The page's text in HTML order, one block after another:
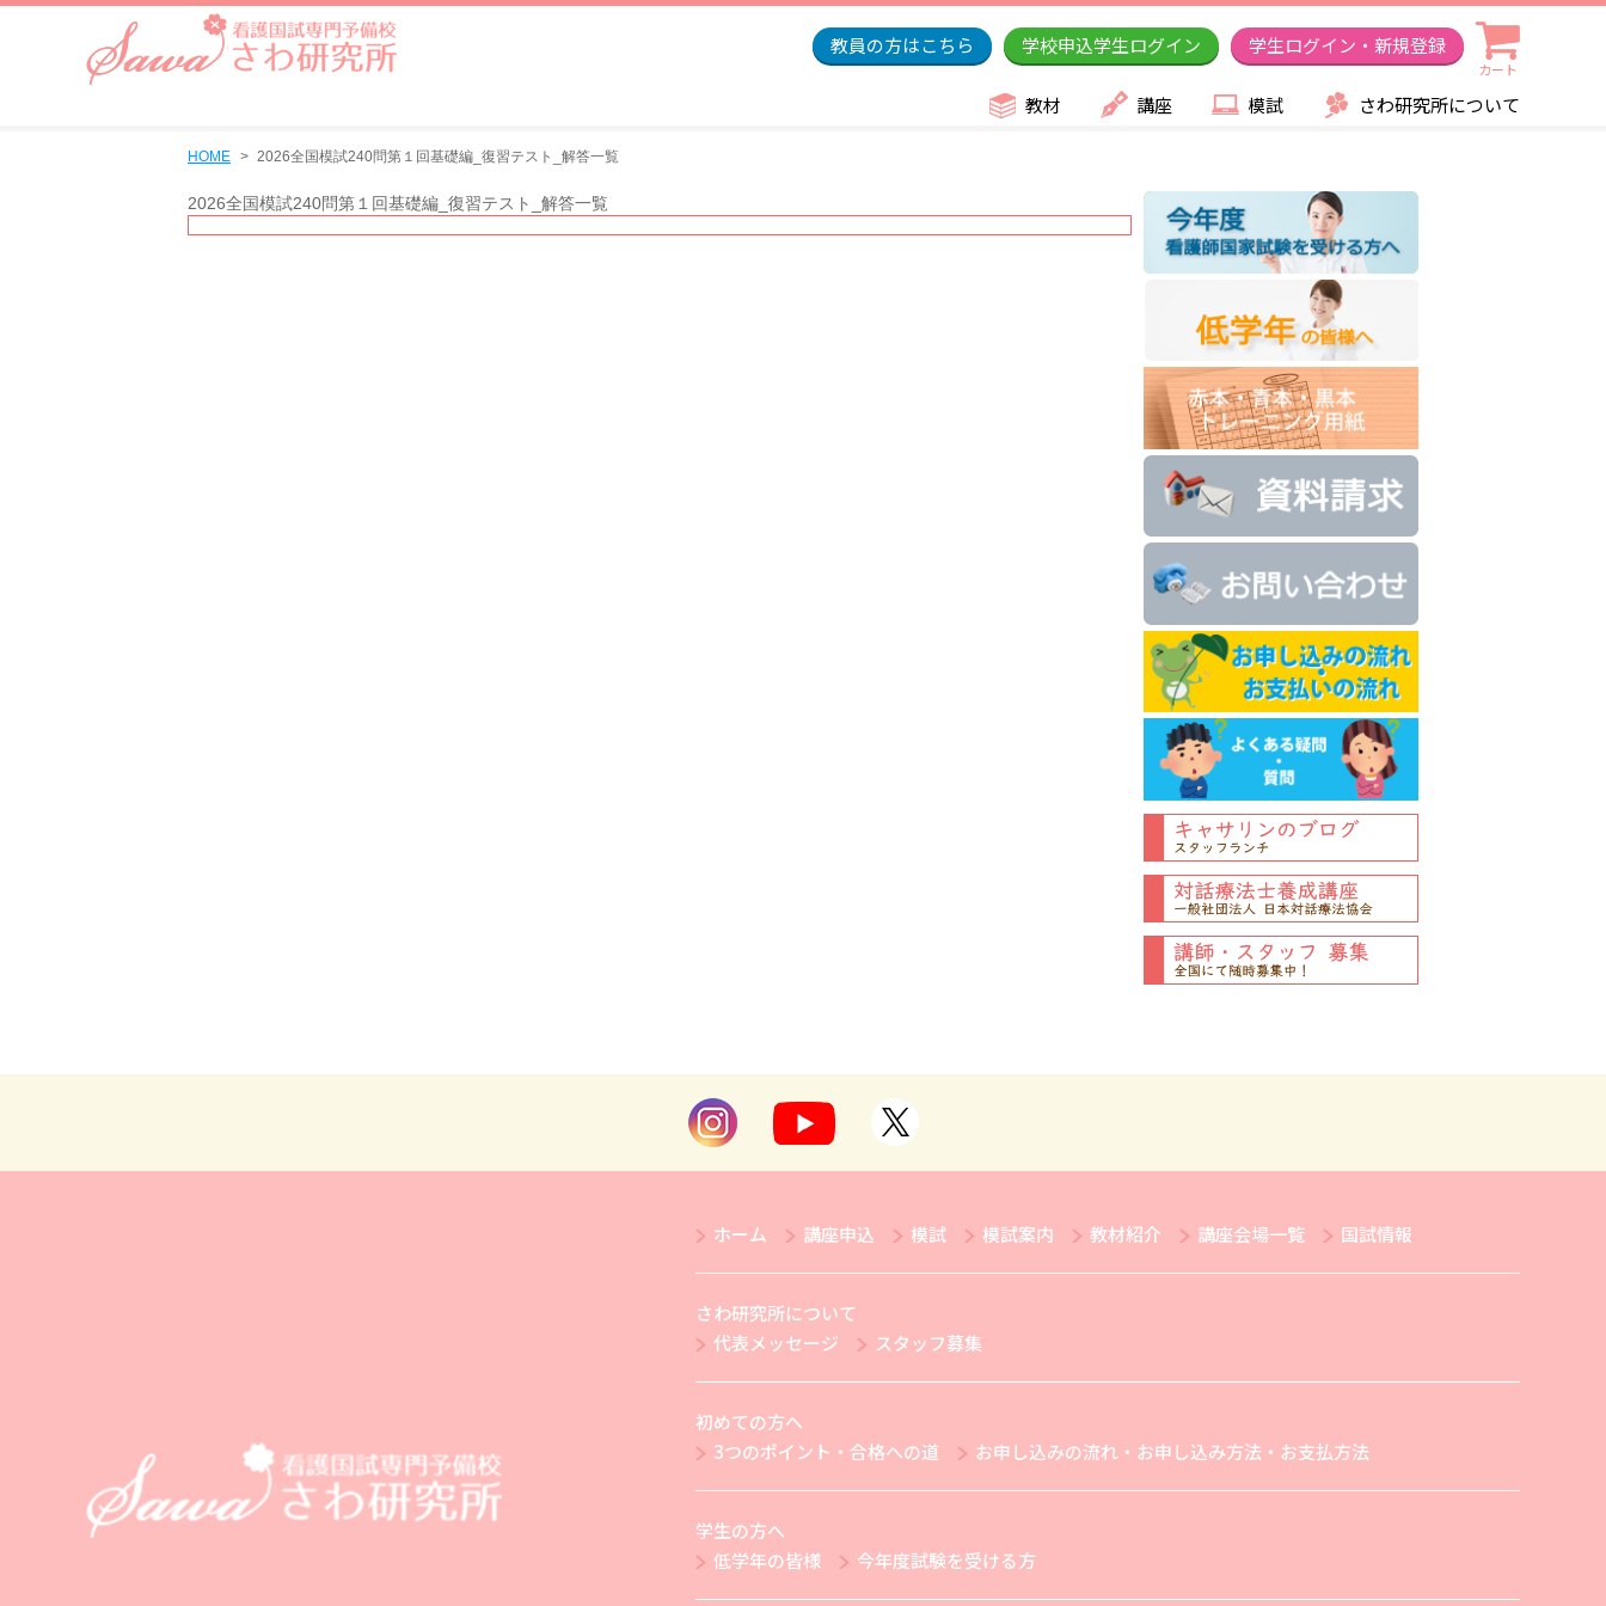
教員の方はこちら 学校申込学生ログイン 学生ログイン・新規登録
カート
教材 講座 模試 さわ研究所について
HOME 2026全国模試240問第１回基礎編_復習テスト_解答一覧
2026全国模試240問第１回基礎編_復習テスト_解答一覧
ホーム 講座申込 模試 模試案内 教材紹介 講座会場一覧 国試情報
さわ研究所について
代表メッセージ
スタッフ募集
初めての方へ
3つのポイント・合格への道
お申し込みの流れ・お申し込み方法・お支払方法
学生の方へ
低学年の皆様
今年度試験を受ける方